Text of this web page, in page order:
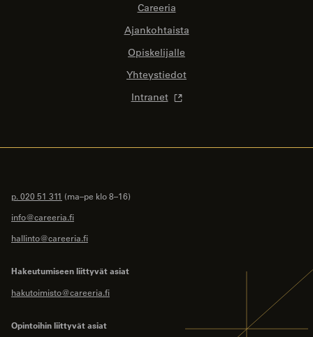
Careeria
Ajankohtaista
Opiskelijalle
Yhteystiedot
Intranet
p. 020 51 311 (ma–pe klo 8–16)
info@careeria.fi
hallinto@careeria.fi
Hakeutumiseen liittyvät asiat
hakutoimisto@careeria.fi
Opintoihin liittyvät asiat